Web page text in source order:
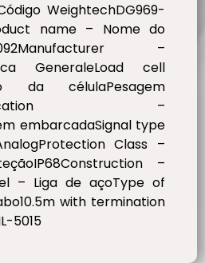
WeightechDG969-
name – Nome do
0092Manufacturer –
GeneraleLoad cell
célulaPesagem
–
embarcadaSignal type
Class –
–
– Liga de açoType of
with termination
5015